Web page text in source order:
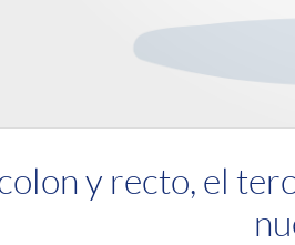
y recto, el